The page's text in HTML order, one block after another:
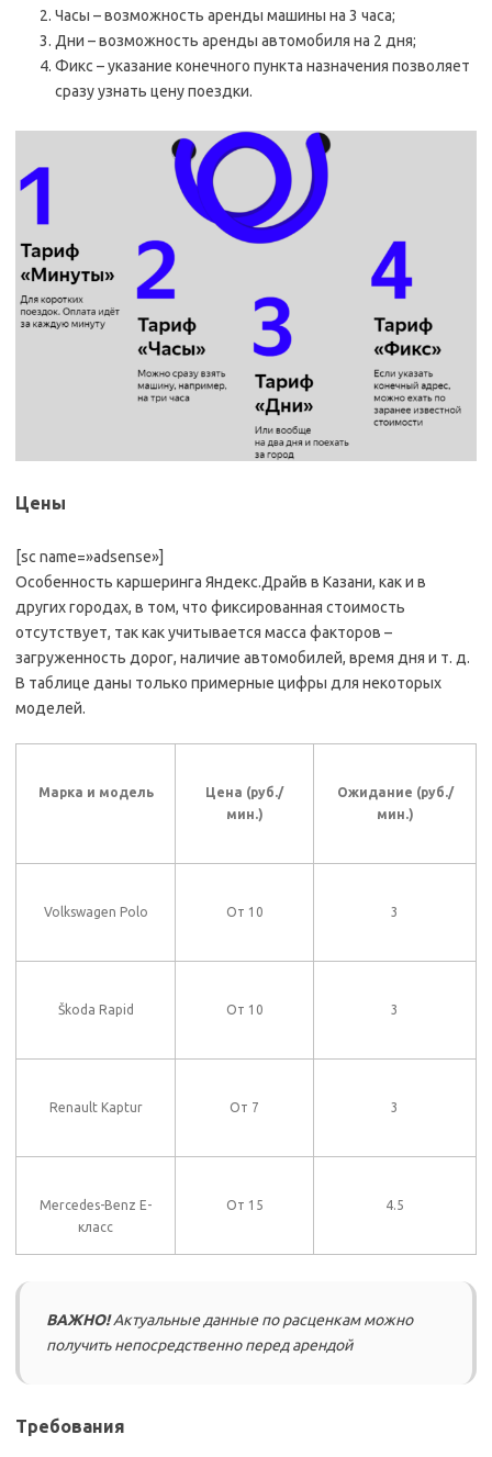
Часы – возможность аренды машины на 3 часа;
Дни – возможность аренды автомобиля на 2 дня;
Фикс – указание конечного пункта назначения позволяет
сразу узнать цену поездки.
Цены
[sc name=»adsense»]
Особенность каршеринга Яндекс.Драйв в Казани, как и в
других городах, в том, что фиксированная стоимость
отсутствует, так как учитывается масса факторов –
загруженность дорог, наличие автомобилей, время дня и т. д.
В таблице даны только примерные цифры для некоторых
моделей.
Марка и модель
Цена (руб./
мин.)
Ожидание (руб./
мин.)
Volkswagen Polo От 10 3
Škoda Rapid От 10 3
Renault Kaptur От 7 3
Mercedes-Benz Е-
класс
От 15 4.5
ВАЖНО!Актуальные данные по расценкам можно
получить непосредственно перед арендой
Требования